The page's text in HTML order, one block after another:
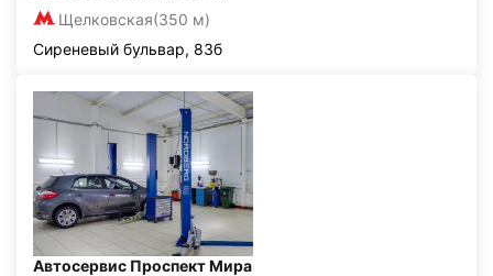
Щелковская(350 м)
Сиреневый бульвар, 83б
Автосервис Проспект Мира